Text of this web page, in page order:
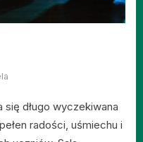
się długo wyczekiwana
radości, uśmiechu i